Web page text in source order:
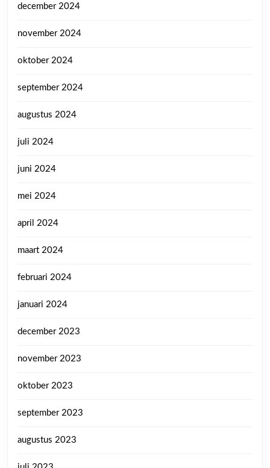
december 2024
november 2024
oktober 2024
september 2024
augustus 2024
juli 2024
juni 2024
mei 2024
april 2024
maart 2024
februari 2024
januari 2024
december 2023
november 2023
oktober 2023
september 2023
augustus 2023